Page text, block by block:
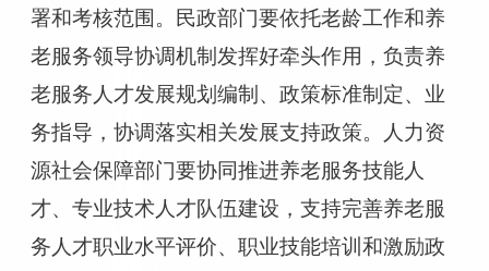
署和考核范围。民政部门要依托老龄工作和养
老服务领导协调机制发挥好牵头作用，负责养
老服务人才发展规划编制、政策标准制定、业
务指导，协调落实相关发展支持政策。人力资
源社会保障部门要协同推进养老服务技能人
才、专业技术人才队伍建设，支持完善养老服
务人才职业水平评价、职业技能培训和激励政